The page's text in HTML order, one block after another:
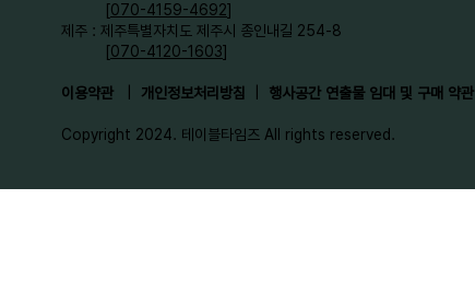
[070-4159-4692]​
제주 : 제주특별자치도 제주시 종인내길 254-8
[070-4120-1603]
이용약관 개인정보처리방침 행사공간 연출물 임대 및 구매 약관
Copyright 2024. 테이블타임즈 All rights reserved.